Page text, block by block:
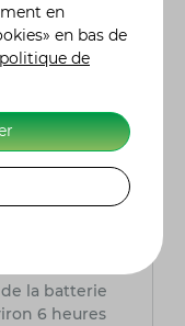
des
une
et
de
longs ou sur
la batterie
6 heures
en
en bas de
de